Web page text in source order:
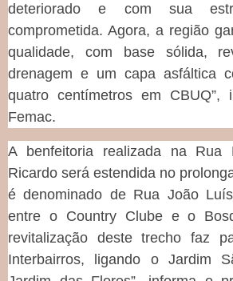
deteriorado e com sua
comprometida. Agora, a região
qualidade, com base sólida,
drenagem e um capa asfáltica
quatro centímetros em CBUQ”,
Femac.
A benfeitoria realizada na Rua
Ricardo será estendida no
é denominado de Rua João
entre o Country Clube e o
revitalização deste trecho faz
Interbairros, ligando o Jardim